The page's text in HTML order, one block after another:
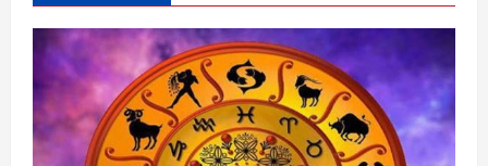
g
a
t
i